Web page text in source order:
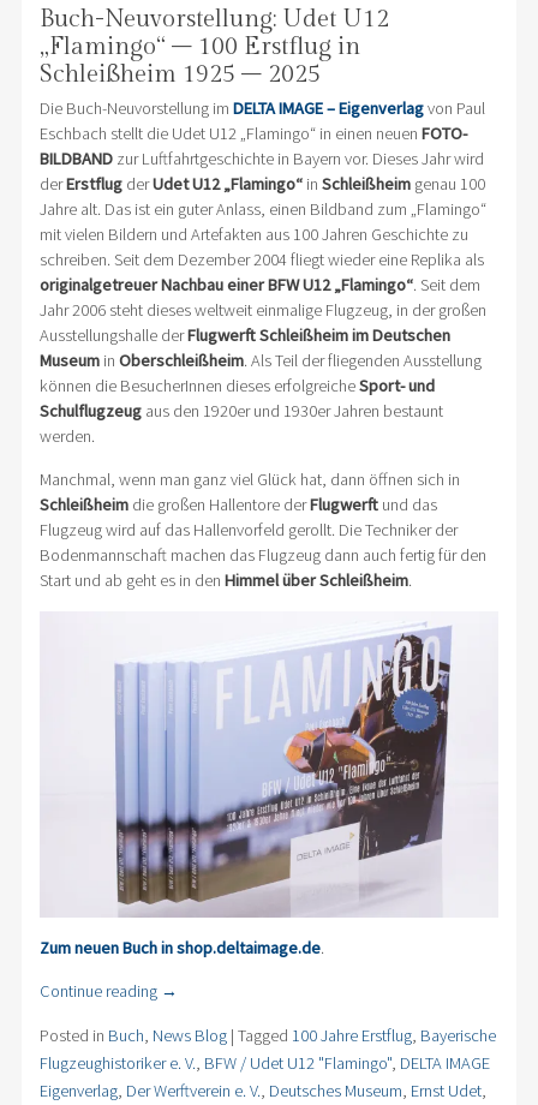
Buch-Neuvorstellung: Udet U12
„Flamingo“ – 100 Erstflug in
Schleißheim 1925 – 2025
Die Buch-Neuvorstellung im DELTA IMAGE – Eigenverlagvon Paul
Eschbach stellt die Udet U12 „Flamingo“ in einen neuen FOTO-
BILDBANDzur Luftfahrtgeschichte in Bayern vor. Dieses Jahr wird
derErstflugderUdet U12 „Flamingo“in Schleißheimgenau 100
Jahre alt. Das ist ein guter Anlass, einen Bildband zum „Flamingo“
mit vielen Bildern und Artefakten aus 100 Jahren Geschichte zu
schreiben. Seit dem Dezember 2004 fliegt wieder eine Replika als
originalgetreuer Nachbau einer BFW U12 „Flamingo“. Seit dem
Jahr 2006 steht dieses weltweit einmalige Flugzeug, in der großen
Ausstellungshalle derFlugwerft Schleißheim im Deutschen
Museumin Oberschleißheim. Als Teil der fliegenden Ausstellung
können die BesucherInnen dieses erfolgreicheSport- und
Schulflugzeugaus den 1920er und 1930er Jahren bestaunt
werden.
Manchmal, wenn man ganz viel Glück hat, dann öffnen sich in
Schleißheimdie großen Hallentore derFlugwerftund das
Flugzeug wird auf das Hallenvorfeld gerollt. Die Techniker der
Bodenmannschaft machen das Flugzeug dann auch fertig für den
Start und ab geht es in den Himmel über Schleißheim.
Zum neuen Buch in shop.deltaimage.de.
Continue reading →
Posted in Buch, News Blog | Tagged 100 Jahre Erstflug, Bayerische
Flugzeughistoriker e. V., BFW / Udet U12 "Flamingo", DELTA IMAGE
Eigenverlag, Der Werftverein e. V., Deutsches Museum, Ernst Udet,